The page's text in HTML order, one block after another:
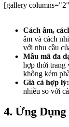
[gallery
Cách âm,
âm và cách
với nhu cầu
Mẫu mã đa
hợp thời trang
không kém
Giá cả hợp lý:
nhiều so với
4. Ứng